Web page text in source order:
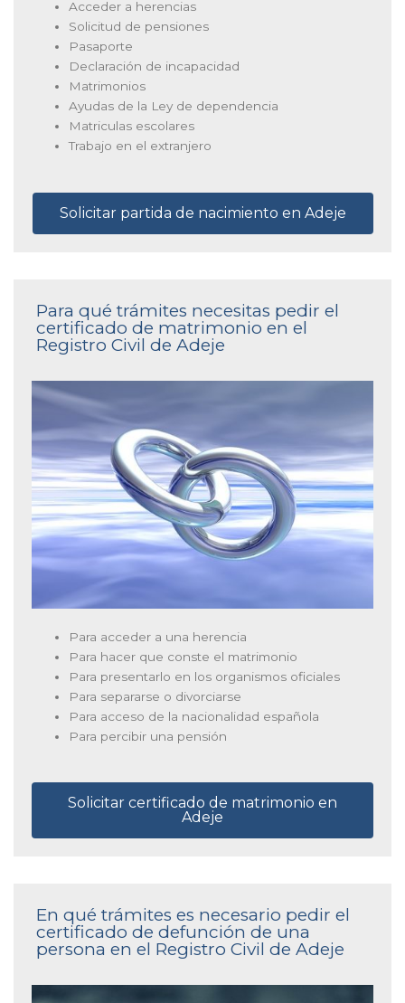
Acceder a herencias
Solicitud de pensiones
Pasaporte
Declaración de incapacidad
Matrimonios
Ayudas de la Ley de dependencia
Matriculas escolares
Trabajo en el extranjero
Solicitar partida de nacimiento en Adeje
Para qué trámites necesitas pedir el
certificado de matrimonio en el
Registro Civil de Adeje
Para acceder a una herencia
Para hacer que conste el matrimonio
Para presentarlo en los organismos oficiales
Para separarse o divorciarse
Para acceso de la nacionalidad española
Para percibir una pensión
Solicitar certificado de matrimonio en
Adeje
En qué trámites es necesario pedir el
certificado de defunción de una
persona en el Registro Civil de Adeje